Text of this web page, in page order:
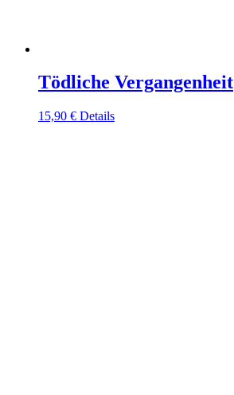
Tödliche Vergangenheit
15,90 € Details